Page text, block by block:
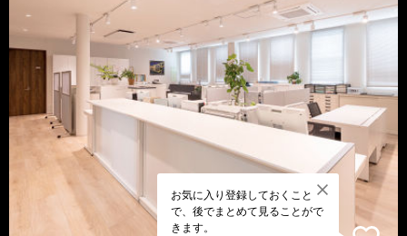
お気に入り登録しておくこと
で、後でまとめて見ることがで
きます。